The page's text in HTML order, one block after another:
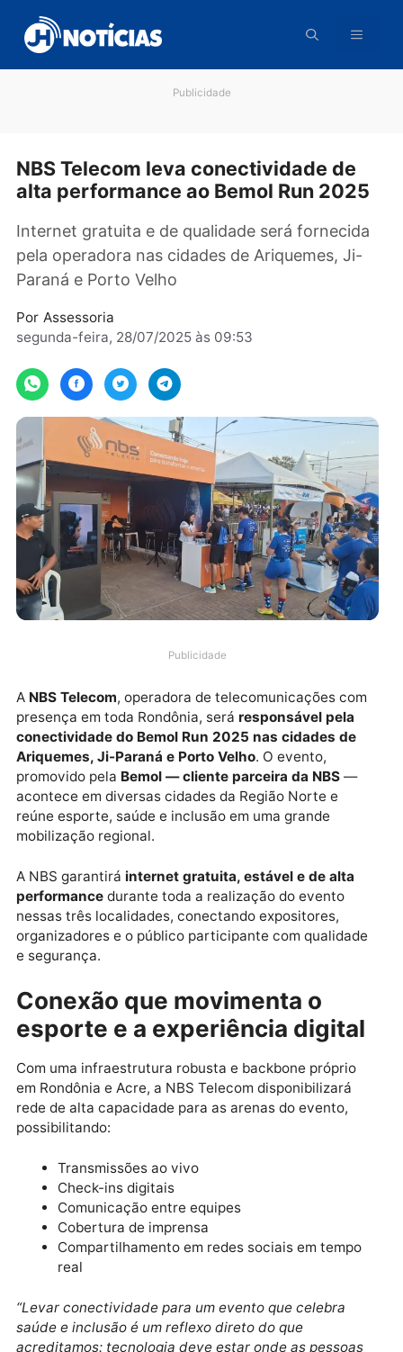
para
conteúdo
NBS Telecom leva conectividade de
Internet gratuita e de qualidade será
pela operadora nas cidades de Ariquemes, Ji-
Paraná e Porto Velho
Por
segunda-feira, 28/07/2025 às 09:53
Publicidade
ANBS Telecom, operadora de telecomunicações
presença em toda Rondônia, seráresponsável pela
conectividade do Bemol Run 2025 nas cidades de
Ariquemes, Ji-Paraná e Porto Velho
acontece em diversas cidades da Região Norte e
reúne esporte, saúde e inclusão em uma grande
mobilização regional.
performancedurante toda a realização do evento
nessas três localidades, conectando expositores,
organizadores e o público participante com
e segurança.
Conexão que movimenta o
esporte e a experiência
Com uma infraestrutura robusta e backbone próprio
em Rondônia e Acre, a NBS Telecom disponibilizará
rede de alta capacidade para as arenas do evento,
possibilitando:
Transmissões ao vivo
Check-ins digitais
Comunicação entre equipes